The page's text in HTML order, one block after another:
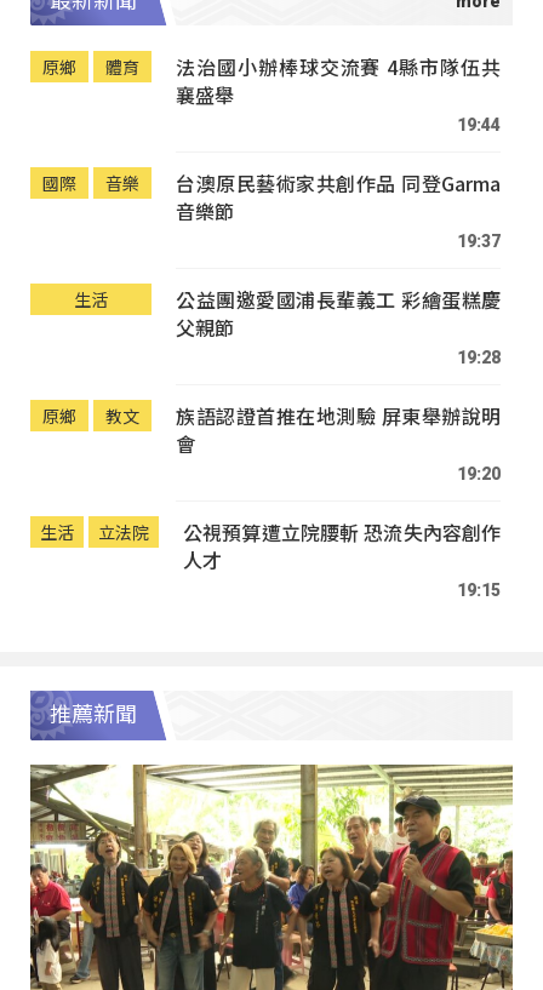
原鄉 體育
法治國小辦棒球交流賽 4縣市隊伍共
襄盛舉
19:44
國際 音樂
台澳原民藝術家共創作品 同登Garma
音樂節
19:37
生活
公益團邀愛國浦長輩義工 彩繪蛋糕慶
父親節
19:28
原鄉 教文
族語認證首推在地測驗 屏東舉辦說明
會
19:20
生活 立法院
公視預算遭立院腰斬 恐流失內容創作
人才
19:15
推薦新聞